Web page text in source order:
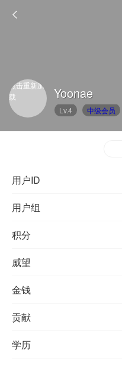
点击重新加
载
Yoonae
Lv.4 中级会员
用户ID
用户组
积分
威望
金钱
贡献
学历